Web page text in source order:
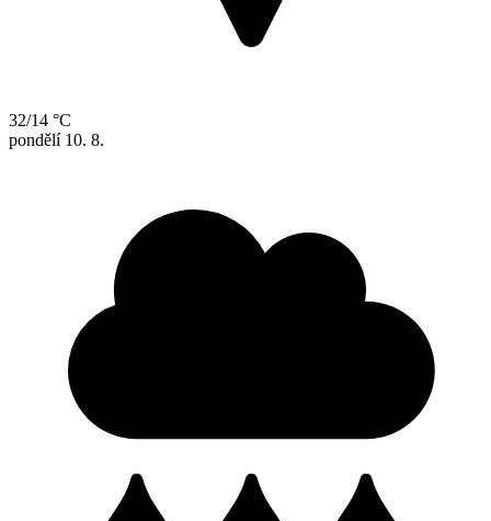
32/14 °C
pondělí 10. 8.